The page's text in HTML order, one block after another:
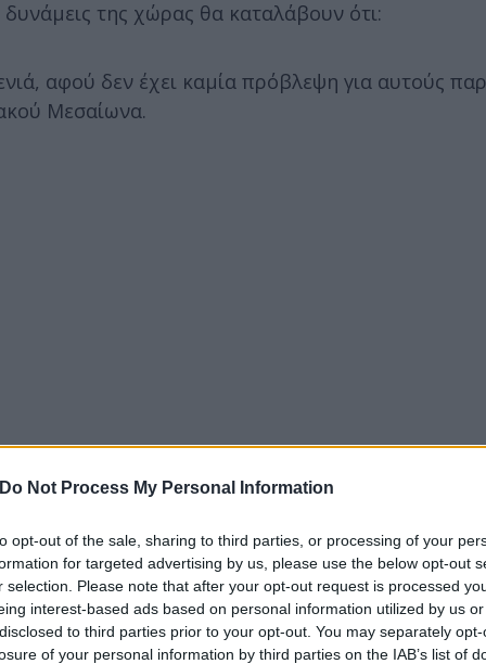
Do Not Process My Personal Information
opt-out of the sale, sharing to third parties, or processing of your
for targeted advertising by us, please use the below opt-out
selection. Please note that after your opt-out request is processed
interest-based ads based on personal information utilized by us
to third parties prior to your opt-out. You may separately
of your personal information by third parties on the IAB’s list of
της χώρας θα καταλάβουν ότι:
αφού δεν έχει καμία πρόβλεψη για αυτούς
Μεσαίωνα.
και μεσαίων επιχειρήσεων που αποτελούν το
καμία ουσιαστική στήριξη και ρευστότητα ούτε
κάποιες λίγες επιχειρήσεις χωρίς διαφανή
εθνική στρατηγική και τις προτεραιότητες